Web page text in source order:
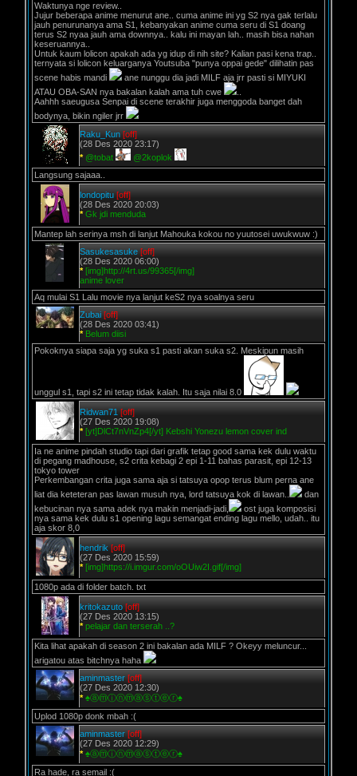
Waktunya nge review..
Jujur beberapa anime menurut ane.. cuma anime ini yg S2 nya gak terlalu
jauh penurunanya ama S1, kebanyakan anime cuma seru di S1 doang
terus S2 nyaa jauh ama downnya.. kalu ini mayan lah.. masih bisa nahan
keseruannya..
Untuk kaum lolicon apakah ada yg idup di nih site? Kalian pasi kena trap..
ternyata si lolicon keluarganya Youtsuba "punya oppai gede" dilihatin pas
scene habis mandi
ane nunggu dia jadi MILF aja jrr pasti si MIYUKI
ATAU OBA-SAN nya bakalan kalah ama tuh cwe
Aahhh saeugusa Senpai di scene terakhir juga menggoda banget dah
bodynya, bikin ngiler jrr
Raku_Kun [off]
(28 Des 2020 23:17)
* @tobat
@2koplok
Langsung sajaaa..
londopitu [off]
(28 Des 2020 20:03)
* Gk jdi menduda
Mantep lah serinya msh di lanjut Mahouka kokou no yuutosei uwukwuw :)
Sasukesasuke [off]
(28 Des 2020 06:00)
* [img]http://4rt.us/99365[/img]
anime lover
Aq mulai S1 Lalu movie nya lanjut keS2 nya soalnya seru
Zubai [off]
(28 Des 2020 03:41)
* Belum diisi
Pokoknya siapa saja yg suka s1 pasti akan suka s2. Meskipun masih
unggul s1, tapi s2 ini tetap tidak kalah. Itu saja nilai 8.0
Ridwan71 [off]
(27 Des 2020 19:08)
* [yt]DlCt7nVnZp4[/yt] Kebshi Yonezu lemon cover ind
Ia ne anime pindah studio tapi dari grafik tetap good sama kek dulu waktu
di pegang madhouse, s2 crita kebagi 2 epi 1-11 bahas parasit, epi 12-13
tokyo tower
Perkembangan crita juga sama aja si tatsuya opop terus blum perna ane
liat dia keteteran pas lawan musuh nya, lord tatsuya kok di lawan..
dan
kebucinan nya sama adek nya makin menjadi-jadi,
ost juga komposisi
nya sama kek dulu s1 opening lagu semangat ending lagu mello, udah.. itu
aja skor 8,0
hendrik [off]
(27 Des 2020 15:59)
* [img]https://i.imgur.com/oOUiw2I.gif[/img]
1080p ada di folder batch. txt
kritokazuto [off]
(27 Des 2020 13:15)
* pelajar dan terserah ..?
Kita lihat apakah di season 2 ini bakalan ada MILF ? Okeyy meluncur...
arigatou atas bitchnya haha
aminmaster [off]
(27 Des 2020 12:30)
* ♠ⓐⓜⓘⓝⓜⓐⓢⓣⓔⓡ♠
Uplod 1080p donk mbah :(
aminmaster [off]
(27 Des 2020 12:29)
* ♠ⓐⓜⓘⓝⓜⓐⓢⓣⓔⓡ♠
Ra hade, ra semail :(